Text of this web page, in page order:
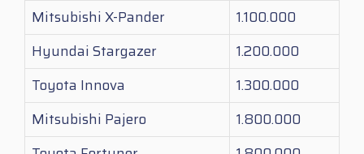
Mitsubishi X-Pander
1.100.000
Hyundai Stargazer
1.200.000
Toyota Innova
1.300.000
Mitsubishi Pajero
1.800.000